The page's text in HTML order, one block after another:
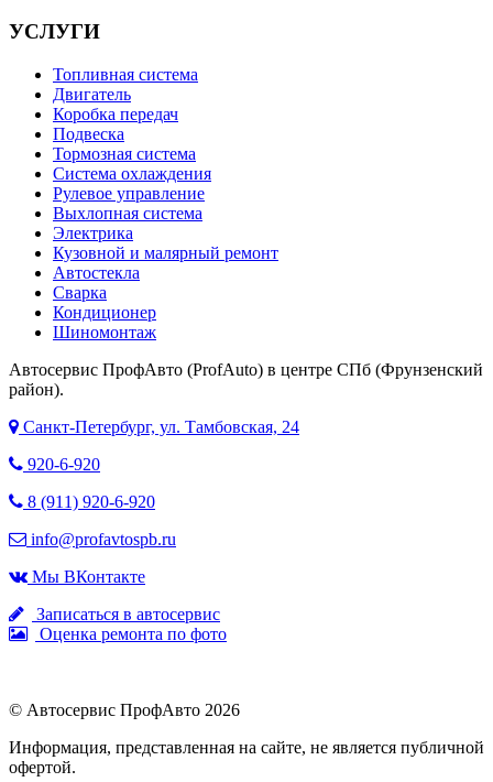
УСЛУГИ
Топливная система
Двигатель
Коробка передач
Подвеска
Тормозная система
Система охлаждения
Рулевое управление
Выхлопная система
Электрика
Кузовной и малярный ремонт
Автостекла
Сварка
Кондиционер
Шиномонтаж
Автосервис ПрофАвто (ProfAuto) в центре СПб (Фрунзенский
район).
Санкт-Петербург, ул. Тамбовская, 24
920-6-920
8 (911) 920-6-920
info@profavtospb.ru
Мы ВКонтакте
Записаться в автосервис
Оценка ремонта по фото
© Автосервис ПрофАвто 2026
Информация, представленная на сайте, не является публичной
офертой.